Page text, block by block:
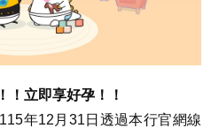
！立即享好孕！！
年12月31日透過本行官網線